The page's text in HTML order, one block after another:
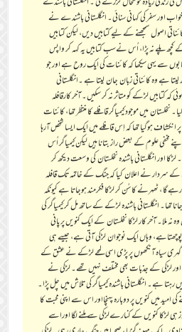
اور سفر کی کہانی سنائی۔ انگلستانی باشندے نے
اصول سمجھنے کے لیے کتابیں دیں، لیکن کتابیں
کچھ پلے نہ پڑا، اُس نےسب کتابیں یہ کہہ کر واپس
سے یہی سیکھا کہ کائنات کی ایک روح ہے اور جو
ہے وہ کائناتی زبان جان لیتا ہے ۔انگلستانی
کہ کتابیں لڑکے کو متاثر نہ کر سکیں۔ آخر کارقافلہ
نخلستان میں موجود کیمیاگر قافلے کا منتظر تھا، کائنات
ہوگیا تھا کہ اِس قافلے میں ایک ایسا شخص آرہا
علوم کے بعض راز بتانا ہیں لیکن کیمیاگر اُس
۔ لڑکا اور انگلستانی باشندہ نخلستان کی وسعت دیکھ کر
سردار نے اعلان کیا کہ جنگ کے خاتمہ تک قافلہ
گا ، ٹھہرنے کا سُن کر لڑکا فکرمند ہوجاتا ہے کیونکہ
تھا۔ انگلستانی باشندہ لڑکے کے ساتھ مل کر کیمیاگر کی
ملا۔ آخر کار لڑکا نخلستان کے ایک کنویں پر پانی
وہاں ایک نوجوان لڑکی آتی ہے، جیسے ہی
سیاہ آنکھوں پر پڑی اسی لمحے لڑکے نے عشق کے
لڑکی کے جذبات بھی مختلف نہیں تھے۔ لڑکی نے
میں رہتا ہے۔ انگلستانی باشندہ کیمیاگر کی تلاش میں چل پڑا۔
امید میں کنویں پر دوبارہ پہنچااور اس سے اپنی محبت کا
ہی لڑکا کنویں کے کنارےلڑکی سے ملنے لگا اوراسے